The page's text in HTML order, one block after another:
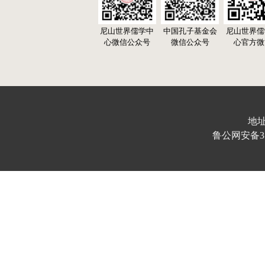
尼山世界儒学中
心微信公众号
中国孔子基金会
微信公众号
尼山世界
心官方
地
鲁公网安备